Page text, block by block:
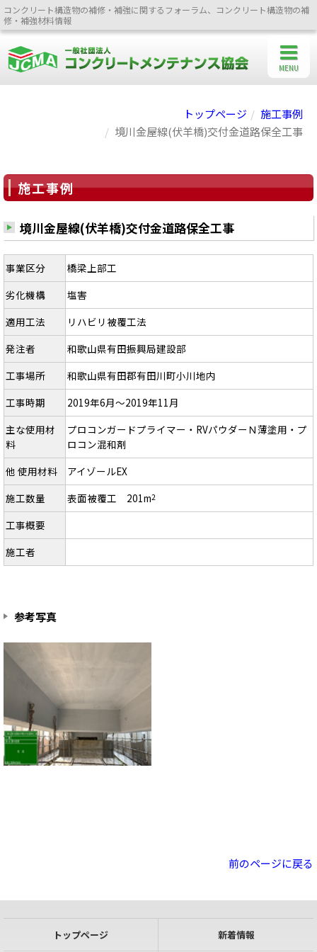
コンクリート構造物の補修・補強に関するフォーラム、コンクリート構造物の補
修・補強材料情報
トップページ
施工事例
境川金屋線(伏羊橋)交付金道路保全工事
施工事例
境川金屋線(伏羊橋)交付金道路保全工事
事業区分
橋梁上部工
劣化機構
塩害
適用工法
リハビリ被覆工法
発注者
和歌山県有田振興局建設部
工事場所
和歌山県有田郡有田川町小川地内
工事時期
2019年6月～2019年11月
主な使用材
料
プロコンガードプライマー・RVパウダーＮ薄塗用・プ
ロコン混和剤
他 使用材料
アイゾールEX
施工数量
表面被覆工 201m2
工事概要
施工者
参考写真
前のページに戻る
トップページ 新着情報
MENU